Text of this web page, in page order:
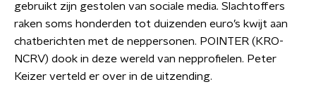
gebruikt zijn gestolen van sociale media. Slachtoffers
raken soms honderden tot duizenden euro’s kwijt aan
chatberichten met de neppersonen. POINTER (KRO-
NCRV) dook in deze wereld van nepprofielen. Peter
Keizer verteld er over in de uitzending.